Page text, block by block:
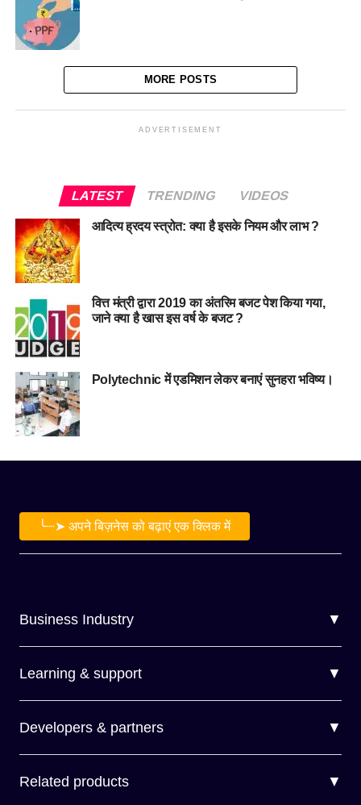
MORE POSTS
ADVERTISEMENT
LATEST TRENDING VIDEOS
आदित्य ह्रदय स्त्रोत: क्या है इसके नियम और लाभ ?
वित्त मंत्री द्वारा 2019 का अंतरिम बजट पेश किया गया,
जाने क्या है खास इस वर्ष के बजट ?
Polytechnic में एडमिशन लेकर बनाएं सुनहरा भविष्य।
╰┈➤ अपने बिज़नेस को बढ़ाएं एक क्लिक में
Business Industry ▼
Learning & support ▼
Developers & partners ▼
Related products ▼